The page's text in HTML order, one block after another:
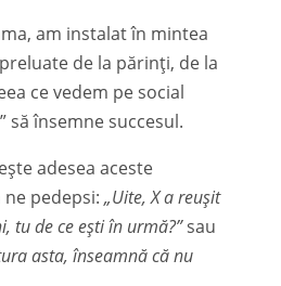
am instalat în mintea
de la părinți, de la
ce vedem pe social
să însemne succesul.
adesea aceste
pedepsi: „Uite, X a reușit
tu de ce ești în urmă?”sau
asta, înseamnă că nu